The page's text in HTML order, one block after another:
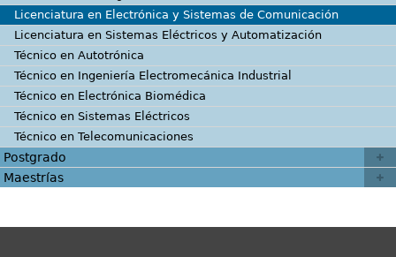
Licenciatura en Electrónica y Sistemas de Comunicación
Licenciatura en Sistemas Eléctricos y Automatización
Técnico en Autotrónica
Técnico en Ingeniería Electromecánica Industrial
Técnico en Electrónica Biomédica
Técnico en Sistemas Eléctricos
Técnico en Telecomunicaciones
Postgrado
Maestrías